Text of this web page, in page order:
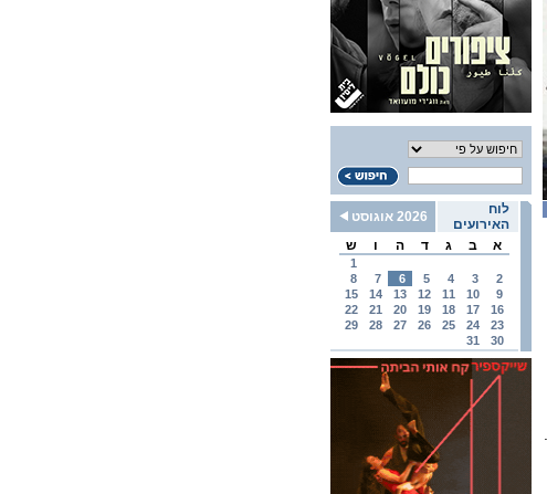
לוח
האירועים
2026 אוגוסט
א
ב ג ד ה ו ש
1
2
3
4
5
6
7
8
9
10
11
12
13
14
15
16
17
18
19
20
21
22
23
24
25
26
27
28
29
30
31